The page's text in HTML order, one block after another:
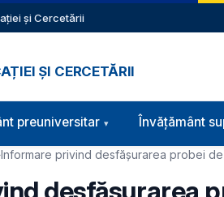
și Cercetării
ȘI CERCETĂRII
preuniversitar Învățământ
Informare privind desfășurarea probei de